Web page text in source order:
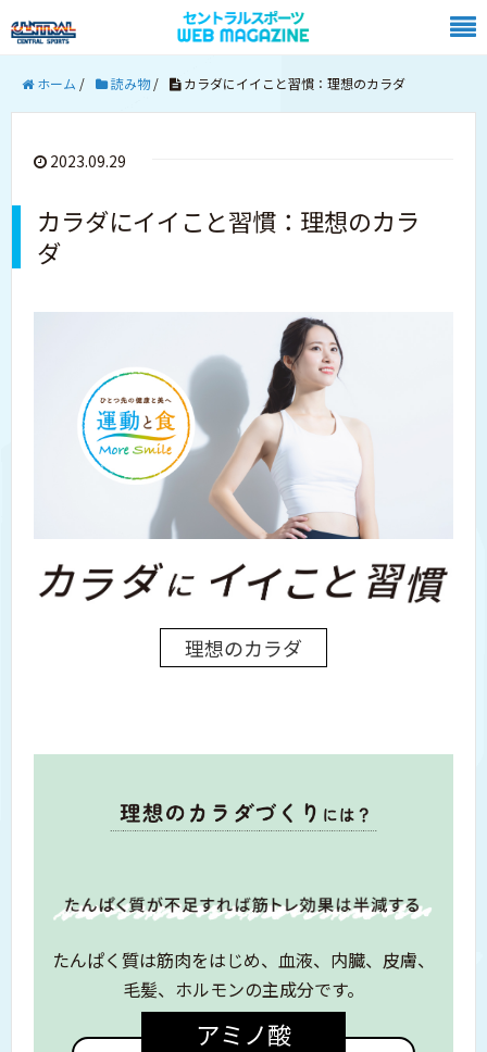
ホーム / 読み物/ カラダにイイこと習慣：理想のカラダ
2023.09.29
カラダにイイこと習慣：理想のカラ
ダ
理想のカラダ
たんぱく質は筋肉をはじめ、 血液、内臓、皮膚、
毛髪、ホルモンの主成分です。
アミノ酸